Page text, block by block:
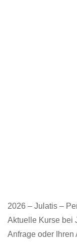
2026 – Julatis –
Aktuelle Kurse bei
Anfrage oder